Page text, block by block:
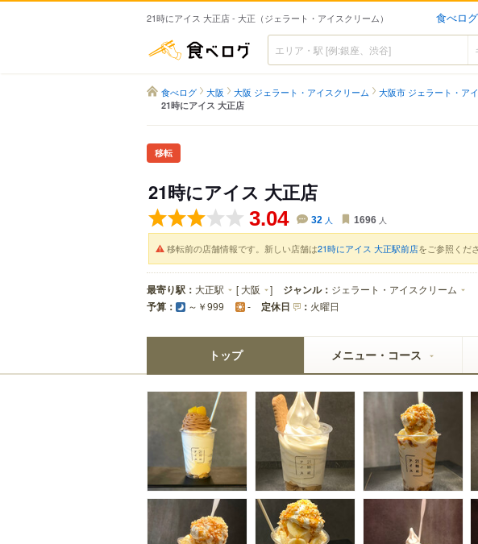
21時にアイス 大正店 - 大正（ジェラート・アイスクリーム） 食べロ
食べログ
食べログ 大阪 大阪 ジェラート・アイスクリーム 大阪市 ジェラート・ア
21時にアイス 大正店
移転
21時にアイス 大正店
3.04 32 人 1696 人
移転前の店舗情報です。新しい店舗は21時にアイス 大正駅前店をご参照くださ
最寄り駅： 大正駅 [ 大阪 ] ジャンル： ジェラート・アイスクリーム
予算： ～￥999 - 定休日 ： 火曜日
トップ メニュー・コース